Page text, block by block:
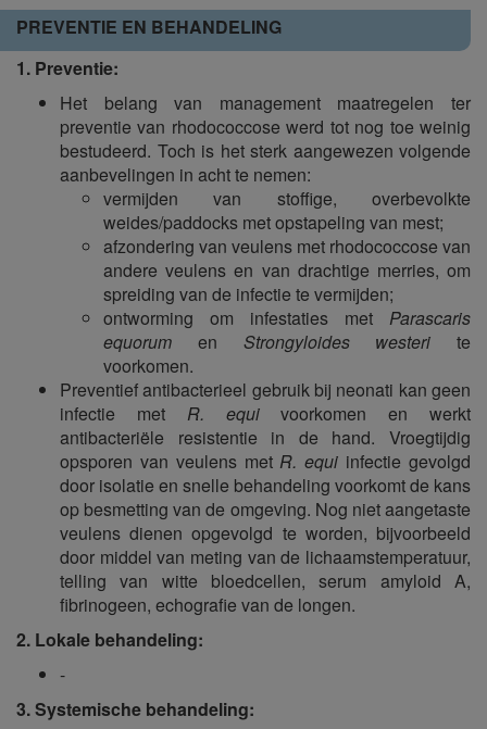
PREVENTIE EN BEHANDELING
1. Preventie:
Het belang van management maatregelen ter
preventie van rhodococcose werd tot nog toe weinig
bestudeerd. Toch is het sterk aangewezen volgende
aanbevelingen in acht te nemen:
vermijden van stoffige, overbevolkte
weides/paddocks met opstapeling van mest;
afzondering van veulens met rhodococcose van
andere veulens en van drachtige merries, om
spreiding van de infectie te vermijden;
ontworming om infestaties met Parascaris
equorum en Strongyloides westeri te
voorkomen.
Preventief antibacterieel gebruik bij neonati kan geen
infectie met R. equivoorkomen en werkt
antibacteriële resistentie in de hand. Vroegtijdig
opsporen van veulens met R. equi infectie gevolgd
door isolatie en snelle behandeling voorkomt de kans
op besmetting van de omgeving. Nog niet aangetaste
veulens dienen opgevolgd te worden, bijvoorbeeld
door middel van meting van de lichaamstemperatuur,
telling van witte bloedcellen, serum amyloid A,
fibrinogeen, echografie van de longen.
2. Lokale behandeling:
-
3. Systemische behandeling: